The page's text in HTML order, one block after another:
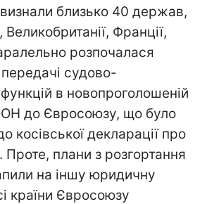
близько 40 держав,
Франції,
розпочалася
передачі судово-
в новопроголошеній
до Євросоюзу, що було
косівської декларації про
Проте, плани з розгортання
на іншу юридичну
країни Євросоюзу